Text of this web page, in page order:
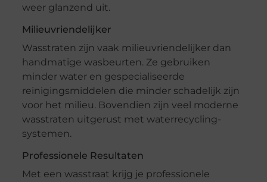
weer glanzend uit.
Milieuvriendelijker
Wasstraten zijn vaak milieuvriendelijker dan
handmatige wasbeurten. Ze gebruiken
minder water en gespecialiseerde
reinigingsmiddelen die minder schadelijk zijn
voor het milieu. Bovendien zijn veel moderne
wasstraten uitgerust met waterrecycling-
systemen.
Professionele Resultaten
Met een wasstraat krijg je professionele